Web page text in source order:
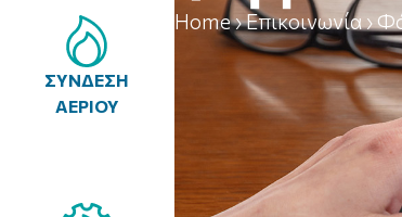
ΣΥΝΔΕΣΗ
ΑΕΡΙΟΥ
Home›Επικοινωνία›